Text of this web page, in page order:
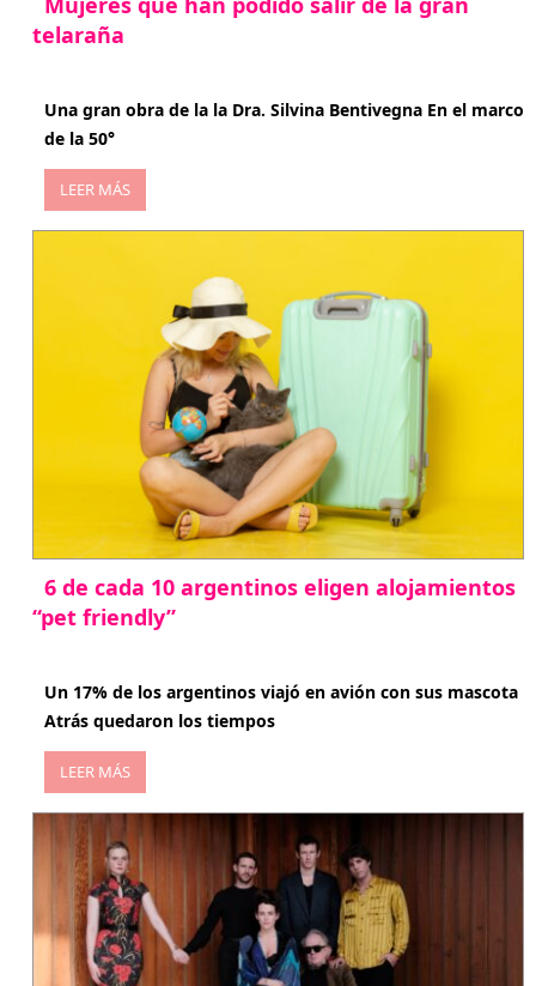
telaraña
Una gran obra de la la Dra. Silvina Bentivegna En el marco
de la 50°
LEER MÁS
6 de cada 10 argentinos eligen alojamientos
“pet friendly”
Un 17% de los argentinos viajó en avión con sus mascota
Atrás quedaron los tiempos
LEER MÁS